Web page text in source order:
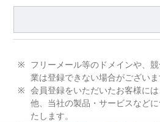
フリーメール等のドメインや、
業は登録できない場合がございま
会員登録をいただいたお客様に
他、当社の製品・サービスなど
たします。